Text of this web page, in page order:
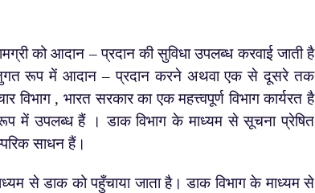
को आदान – प्रदान की सुविधा उपलब्ध करवाई जाती है
रूप में आदान – प्रदान करने अथवा एक से दूसरे तक
विभाग , भारत सरकार का एक महत्त्वपूर्ण विभाग कार्यरत है
में उपलब्ध हैं । डाक विभाग के माध्यम से सूचना प्रेषित
साधन हैं।
से डाक को पहुँचाया जाता है। डाक विभाग के माध्यम से